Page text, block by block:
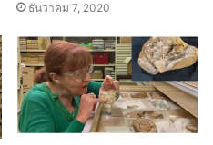
ธันวาคม 7, 2020